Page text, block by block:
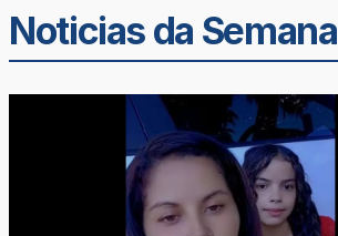
Noticias da Semana